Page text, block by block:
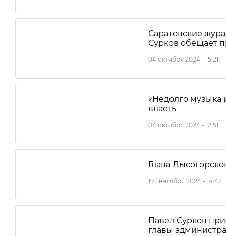
Саратовские
Сурков обещает
04 октября 2024 - 15:21
«Недолго музыка
власть
04 октября 2024 - 12:51
Глава
19 сентября 2024 - 14:43
Павел Сурков
главы